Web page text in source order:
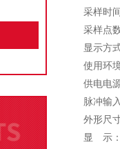
采样时
采样点
显示方
使用环
供电电
脉冲输
外形尺
显 示